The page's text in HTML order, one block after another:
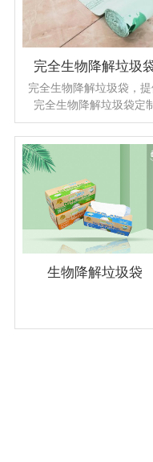
完全生物降解垃圾
完全生物降解垃圾袋，
完全生物降解垃圾袋定
生物降解垃圾袋